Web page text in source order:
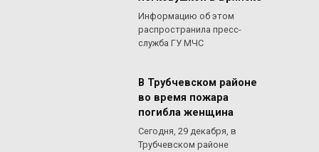
Информацию об этом
распространила пресс-
служба ГУ МЧС
В Трубчевском районе
во время пожара
погибла женщина
Сегодня, 29 декабря, в
Трубчевском районе